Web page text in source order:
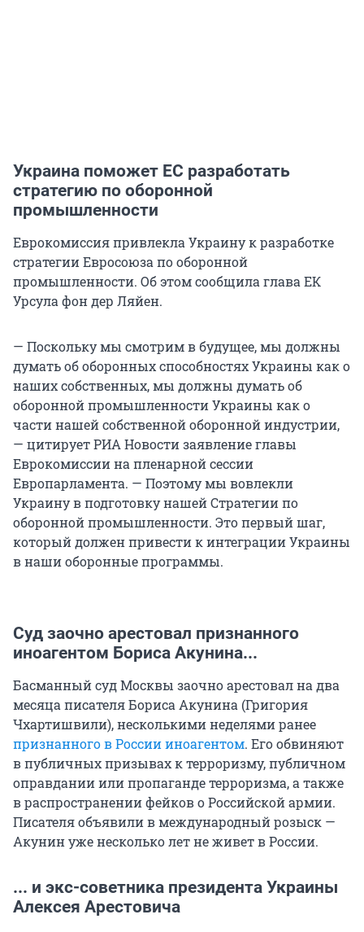
Украина поможет ЕС разработать
стратегию по оборонной
промышленности
Еврокомиссия привлекла Украину к разработке
стратегии Евросоюза по оборонной
промышленности. Об этом сообщила глава ЕК
Урсула фон дер Ляйен.
— Поскольку мы смотрим в будущее, мы должны
думать об оборонных способностях Украины как о
наших собственных, мы должны думать об
оборонной промышленности Украины как о
части нашей собственной оборонной индустрии,
— цитирует РИА Новости заявление главы
Еврокомиссии на пленарной сессии
Европарламента. — Поэтому мы вовлекли
Украину в подготовку нашей Стратегии по
оборонной промышленности. Это первый шаг,
который должен привести к интеграции Украины
в наши оборонные программы.
Суд заочно арестовал признанного
иноагентом Бориса Акунина...
Басманный суд Москвы заочно арестовал на два
месяца писателя Бориса Акунина (Григория
Чхартишвили), несколькими неделями ранее
признанного в России иноагентом. Его обвиняют
в публичных призывах к терроризму, публичном
оправдании или пропаганде терроризма, а также
в распространении фейков о Российской армии.
Писателя объявили в международный розыск —
Акунин уже несколько лет не живет в России.
... и экс-советника президента Украины
Алексея Арестовича